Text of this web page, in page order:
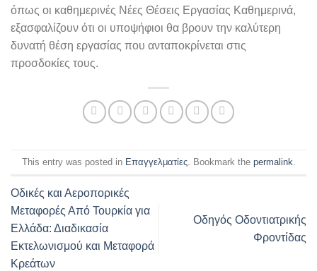
όπως οι καθημερινές Νέες Θέσεις Εργασίας Καθημερινά,
εξασφαλίζουν ότι οι υποψήφιοι θα βρουν την καλύτερη
δυνατή θέση εργασίας που ανταποκρίνεται στις
προσδοκίες τους.
This entry was posted in Επαγγελματίες. Bookmark the permalink
Οδικές και Αεροπορικές
Μεταφορές Από Τουρκία για
Ελλάδα: Διαδικασία
Εκτελωνισμού και Μεταφορά
Κρεάτων
Οδηγός Οδοντιατρικής
Φροντίδας